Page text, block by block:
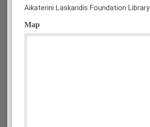
Aikaterini Laskaridis Foundation Library
Map